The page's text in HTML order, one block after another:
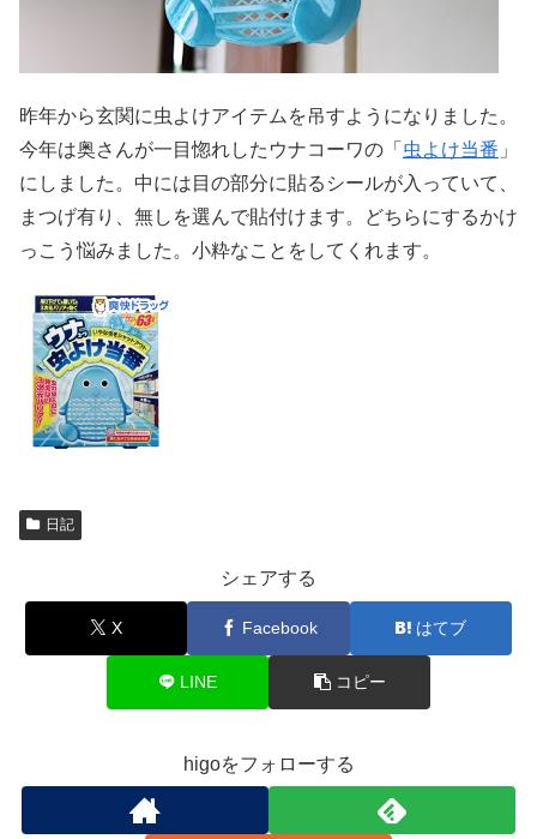
昨年から玄関に虫よけアイテムを吊すようになりました。
今年は奥さんが一目惚れしたウナコーワの「 虫よけ当番 」
にしました。中には目の部分に貼るシールが入っていて、
まつげ有り、無しを選んで貼付けます。どちらにするかけ
っこう悩みました。小粋なことをしてくれます。
日記
シェアする
X Facebook はてブ
LINE コピー
higoをフォローする